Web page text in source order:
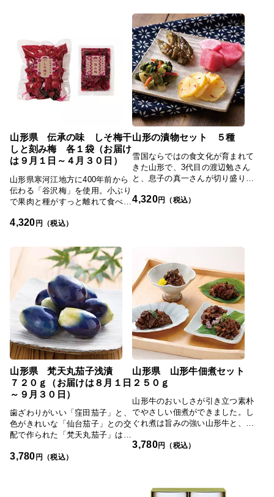
財に囲まれて22年過ごしました。
奈良には歴史的な行事やお祭りが
多くあり、特に東大寺二月堂で行
われるお水取りは感動的です。今
でも奈良に帰るとのんびりとした
古き良き雰囲気に癒されます。最
近は運動不足解消の為にサイクリ
ングを始めました。東京の街をの
んびり散策し、自転車でしか行け
ない穴場スポット巡りなどを楽し
んでいます。＞ ふるさとの大切
にしたい逸品
上げました。「日本の極み」TOP
山形県 伝承の味 しそ梅干
しと刻み梅 各１袋（お届け
は９月１日～４月３０日）
山形県寒河江地方に400年前から
伝わる「谷沢梅」を使用。小ぶり
で果肉と種がすっと離れて食べや
赤しそと塩でじっくり漬け込んだ
「日本の極み」TOPへ
4,320円（税込）
山形の漬物セット ５種
雪国ならではの食文化が育まれて
きた山形で、3代目の渡辺勉さん
と、息子の真一さんが切り盛りす
近所の農家さんから「取れた野菜
菜である山形青菜(せいさい)を大
根、人参、しその実とともに塩に
漬け込んだ「おみ漬」は、野菜を
細かく刻んで漬けているため食べ
やすく、しっかりとした味が楽し
めます。「赤かぶ漬」は、山形県
で収穫された赤かぶを甘酢に漬け
ています。大きめの角切りにした
赤かぶの歯ごたえと、パリパリと
した食感が特徴です。「蔵王胡瓜
漬」は、近所の農家で取れたもの
を、そのまま一本漬けにしていま
す。地元の本醸造醤油に漬け込
み、飽きのこない味に仕上げてい
ます。山形特産ながら、食品には
を加えて漬けた「紅花たくあ
切りにして茹でるとそうめんのよ
4,320円（税込）
山形県 梵天丸茄子浅漬
７２０ｇ（お届けは８月１日
～９月３０日）
歯ざわりがいい「窪田茄子」と、
色がきれいな「仙台茄子」との交
配で作られた「梵天丸茄子」は、
す。この茄子を浅漬けにするの
3,780円（税込）
山形県 山形牛佃煮セット
２５０ｇ
山形牛のおいしさが引き立つ素朴
でやさしい佃煮ができました。し
ぐれ煮は旨みの強い山形牛と、山
に仕上げております。またそぼろ
3,780円（税込）